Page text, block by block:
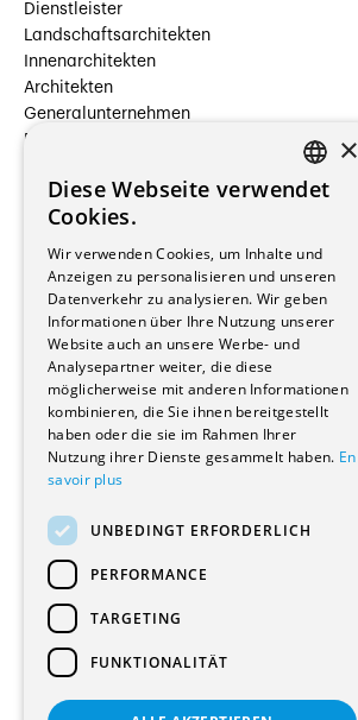
Dienstleister
Landschaftsarchitekten
Innenarchitekten
Architekten
Generalunternehmen
Beauftragte Unternehmen
Hersteller/Lieferanten
Bauherrschaften
Immobilienverwaltungsgesellschaften
Stockwerkeigentum
Reportagen
Wohnungen
Renovierungen
Innere Umbauten
Gastgewerbe und Tourismus
Verwaltungsgebäude und Geschäfte
Schuleinrichtungen
Medizinische Einrichtungen
Kultur - Sport - Freizeit
Industrie - Handwerk
Transport und Parkplätze
Diverse Bauten
FRENCH
×
Diese Webseite verwendet
Cookies.
Wir verwenden Cookies, um Inhalte und
Anzeigen zu personalisieren und unseren
Datenverkehr zu analysieren. Wir geben
Informationen über Ihre Nutzung unserer
Website auch an unsere Werbe- und
Analysepartner weiter, die diese
möglicherweise mit anderen Informationen
kombinieren, die Sie ihnen bereitgestellt
haben oder die sie im Rahmen Ihrer
Nutzung ihrer Dienste gesammelt haben. En
savoir plus
UNBEDINGT ERFORDERLICH
PERFORMANCE
TARGETING
FUNKTIONALITÄT